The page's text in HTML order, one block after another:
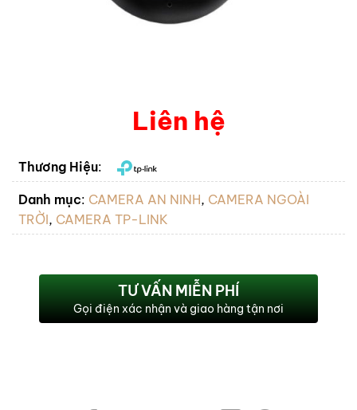
Liên hệ
Thương Hiệu:
Danh mục: CAMERA AN NINH, CAMERA NGOÀI
TRỜI, CAMERA TP-LINK
TƯ VẤN MIỄN PHÍ
Gọi điện xác nhận và giao hàng tận nơi